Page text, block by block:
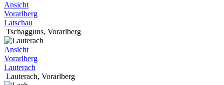
Ansicht
Vorarlberg
Latschau
Tschagguns, Vorarlberg
Ansicht
Vorarlberg
Lauterach
Lauterach, Vorarlberg